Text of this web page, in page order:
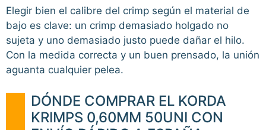
Elegir bien el calibre del crimp según el material de
bajo es clave: un crimp demasiado holgado no
sujeta y uno demasiado justo puede dañar el hilo.
Con la medida correcta y un buen prensado, la unión
aguanta cualquier pelea.
DÓNDE COMPRAR EL KORDA
KRIMPS 0,60MM 50UNI CON